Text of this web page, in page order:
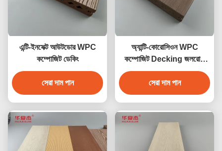
এন্টি-ইনসেক্ট আউটডোর WPC
কম্পোজিট ডেকিং
সেরা দাম পান
অ্যান্টি-কোরোসিওন WPC
কম্পোজিট Decking জলরোধী
বহিরঙ্গন বাগান মেঝে
সেরা দাম পান